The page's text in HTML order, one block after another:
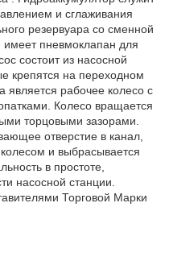
и сглаживания
резервуара со сменной
пневмоклапан для
состоит из насосной
крепятся на переходном
рабочее колесо с
Колесо вращается
торцовыми зазорами.
отверстие в канал,
и выбрасывается
в простоте,
насосной станции.
Торговой Марки